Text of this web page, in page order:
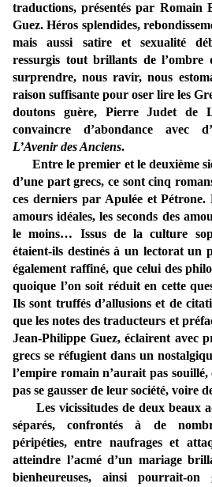
traductions, présentés par Romain
Guez. Héros splendides,
mais aussi satire et sexualité
ressurgis tout brillants de l’ombre
surprendre, nous ravir, nous
raison suffisante pour oser lire les
doutons guère, Pierre Judet de
convaincre d’abondance avec
L’Avenir des Anciens.
Entre le premier et le deuxième
d’une part grecs, ce sont cinq
ces derniers par Apulée et Pétrone.
amours idéales, les seconds des
le moins… Issus de la culture
étaient-ils destinés à un lectorat un
également raffiné, que celui des
quoique l’on soit réduit en cette
Ils sont truffés d’allusions et de
que les notes des traducteurs et
Jean-Philippe Guez, éclairent avec
grecs se réfugient dans un
l’empire romain n’aurait pas
pas se gausser de leur société, voire
Les vicissitudes de deux beaux
séparés, confrontés à de
péripéties, entre naufrages et
atteindre l’acmé d’un mariage
bienheureuses, ainsi pourrait-on